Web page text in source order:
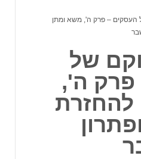
העסקים – פרק ה', משא ומתן
של
פרק ה',
להחזרת